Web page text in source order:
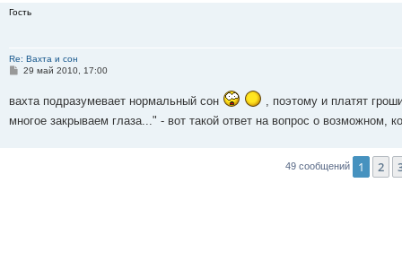
Гость
Re: Вахта и сон
С
б
е
29 май 2010, 17:00
вахта подразумевает нормальный сон
, поэтому и платят
многое закрываем глаза..." - вот такой ответ на вопрос о возможном,
49 сообщений 1 2